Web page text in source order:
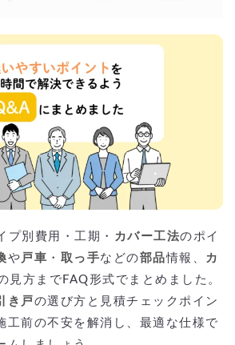
プ別費用・工期・ カバー工法のポイ
や 戸車 ・ 取っ手などの部品情報、
カ
見方までFAQ形式でまとめました。
き戸の選び方と見積チェックポイン
工前の不安を解消し、最適な仕様で